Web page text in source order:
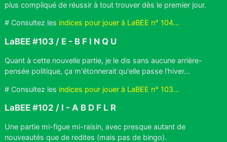
plus compliqué de réussir à tout trouver dès le premier jour.
# Consultez les indices pour jouer à LaBEE n° 104...
LaBEE #103 / E - B F I N Q U
Quant à cette nouvelle partie, je le dis sans aucune arrière-
pensée politique, ça m'étonnerait qu'elle passe l'hiver...
# Consultez les indices pour jouer à LaBEE n° 103...
LaBEE #102 / I - A B D F L R
Une partie mi-figue mi-raisin, avec presque autant de
nouveautés que de redites (mais pas de bingo).